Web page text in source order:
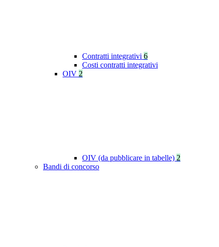
Contratti integrativi 6
Costi contratti integrativi
OIV 2
OIV (da pubblicare in tabelle) 2
Bandi di concorso